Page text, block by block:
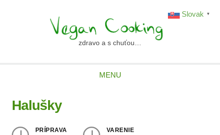
vegancooking.skzdravo a s chuťou…
MENU
Halušky
PRÍPRAVA VARENIE
Slovak ▼